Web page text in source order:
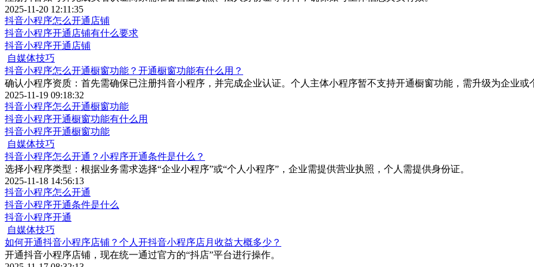
2025-11-20 12:11:35
抖音小程序怎么开通店铺
抖音小程序开通店铺有什么要求
抖音小程序开通店铺
自媒体技巧
抖音小程序怎么开通橱窗功能？开通橱窗功能有什么用？
确认小程序资质：首先需确保已注册抖音小程序，并完成企业认证。个人主体小程序暂不支持开通橱窗功能，需升级为企业或
2025-11-19 09:18:32
抖音小程序怎么开通橱窗功能
抖音小程序开通橱窗功能有什么用
抖音小程序开通橱窗功能
自媒体技巧
抖音小程序怎么开通？小程序开通条件是什么？
选择小程序类型：根据业务需求选择“企业小程序”或“个人小程序”，企业需提供营业执照，个人需提供身份证。
2025-11-18 14:56:13
抖音小程序怎么开通
抖音小程序开通条件是什么
抖音小程序开通
自媒体技巧
如何开通抖音小程序店铺？个人开抖音小程序店月收益大概多少？
开通抖音小程序店铺，现在统一通过官方的“抖店”平台进行操作。